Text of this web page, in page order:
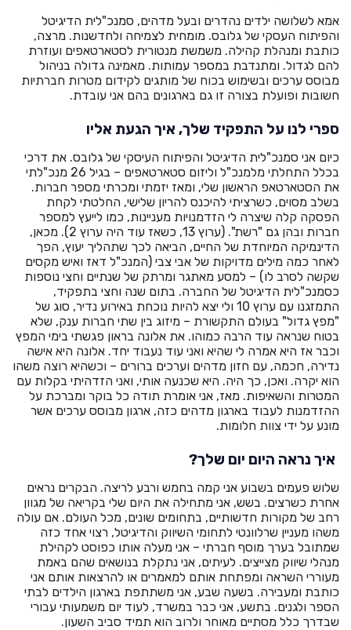
אמא לשלושה ילדים נהדרים ובעל מדהים, סמנכ"לית הדיגיטל
והפיתוח העסקי של גלובס. מומחית לצמיחה ולחדשנות. מרצה,
כותבת ומנהלת קהילה. משמשת מנטורית לסטארטאפים ועוזרת
להם לגדול. ומתנדבת במספר עמותות. מאמינה גדולה בניהול
מבוסס ערכים ובשימוש בכוח של מותגים לקידום מטרות חברתיות
חשובות ופועלת בצורה זו גם בארגונים בהם אני עובדת.
ספרי לנו על התפקיד שלך, איך הגעת אליו
כיום אני סמנכ"לית הדיגיטל והפיתוח העיסקי של גלובס. את דרכי
בכלל התחלתי מלמנכ"ל וליזום סטארטאפים – בגיל 26 מנכ"לתי
את הסטארטאפ הראשון שלי, ומאז יזמתי ומכרתי מספר חברות.
בשלב מסוים, כשרציתי להיכנס להריון שלישי, החלטתי לקחת
הפסקה קלה שיצרה לי הזדמנויות מעניינות, כמו לייעץ למספר
חברות ובהן גם "רשת". (ערוץ 13, כשאז עוד היה ערוץ 2). מכאן,
הדינמיקה המיוחדת של החיים, הביאה לכך שתהליך יעוץ, הפך
לאחר כמה מילים מדויקות של אבי צבי (המנכ"ל דאז ואיש מקסים
שקשה לסרב לו) – למסע מאתגר ומרתק של שנתיים וחצי נוספות
כסמנכ"לית הדיגיטל של החברה. בתום שנה וחצי בתפקיד,
התמזגנו עם ערוץ 10 ולי יצא להיות נוכחת באירוע נדיר, סוג של
"מפץ גדול" בעולם התקשורת – מיזוג בין שתי חברות ענק, שלא
בטוח שנראה עוד הרבה כמוהו. את אלונה בראון פגשתי בימי המפץ
וכבר אז היא אמרה לי שהיא ואני עוד נעבוד יחד. אלונה היא אישה
נדירה, חכמה, עם חזון מדהים וערכים ברורים – וכשהיא רוצה משהו
הוא יקרה. ואכן, כך היה. היא שכנעה אותי, ואני הזדהיתי בקלות עם
המטרות והשאיפות. מאז, אני אומרת תודה כל בוקר ומברכת על
ההזדמנות לעבוד בארגון מדהים כזה, ארגון מבוסס ערכים אשר
מונע על ידי צוות חלומות.
איך נראה היום יום שלך?
שלוש פעמים בשבוע אני קמה בחמש ורבע לריצה. הבקרים נראים
אחרת כשרצים. בשש, אני מתחילה את היום שלי בקריאה של מגוון
רחב של מקורות חדשותיים, בתחומים שונים, מכל העולם. אם עולה
משהו מעניין שרלוונטי לתחומי השיווק והדיגיטל, רצוי אחד כזה
שמתובל בערך מוסף חברתי – אני מעלה אותו כפוסט לקהילת
מנהלי שיווק מצייצים. לעיתים, אני נתקלת בנושאים שהם באמת
מעוררי השראה ומפתחת אותם למאמרים או להרצאות אותם אני
כותבת ומעבירה. בשעה שבע, אני משתתפת בארגון הילדים לבתי
הספר ולגנים. בתשע, אני כבר במשרד, לעוד יום משמעותי עבורי
שבדרך כלל מסתיים מאוחר ולרוב הוא תמיד סביב השעון.